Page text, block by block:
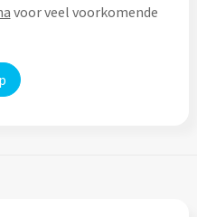
voor veel voorkomende